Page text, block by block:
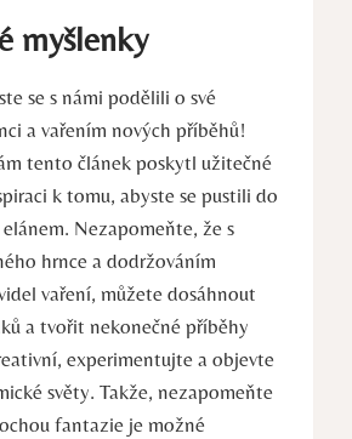
myšlenky
se s námi podělili o své
a vařením nových příběhů!
tento článek poskytl užitečné
k tomu, abyste se pustili do
Nezapomeňte, že s
hrnce a dodržováním
vaření, můžete dosáhnout
a tvořit nekonečné příběhy
experimentujte a objevte
světy. Takže, nezapomeňte
fantazie je možné